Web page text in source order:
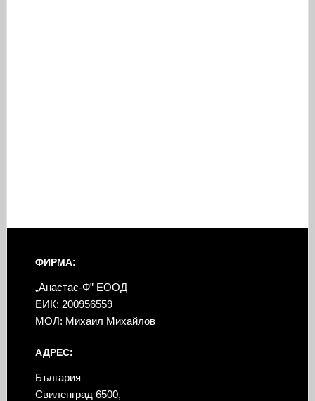
ФИРМА:
„Анастас-Ф” ЕООД
ЕИК: 200956559
МОЛ: Михаил Михайлов
АДРЕС:
България
Свиленград 6500,